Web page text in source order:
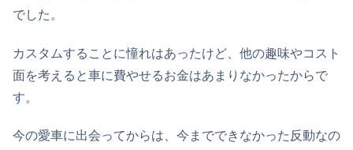
でした。
カスタムすることに憧れはあったけど、他の趣味やコスト
面を考えると車に費やせるお金はあまりなかったからで
す。
今の愛車に出会ってからは、今までできなかった反動なの